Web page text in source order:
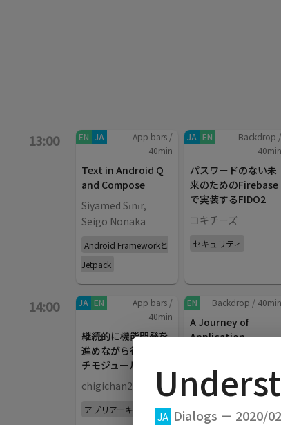
13:00 EN JA App bars /
40min
Text in Android Q
and Compose
Siyamed Sınır,
Seigo Nonaka
Android Frameworkと
Jetpack
JA EN Backdrop /
40min
パスワードのない未
来のためのFirebase
で実装するFIDO2
コキチーズ
セキュリティ
14:00 JA EN App bars /
40min
継続的に機能開発を
進めながら行うマル
チモジュール化
chigichan24
アプリアーキテクチャ
EN Backdrop / 40min
A Journey of
Application
Jumpei Matsuda
開発ツール
JA Dialogs － 2020/